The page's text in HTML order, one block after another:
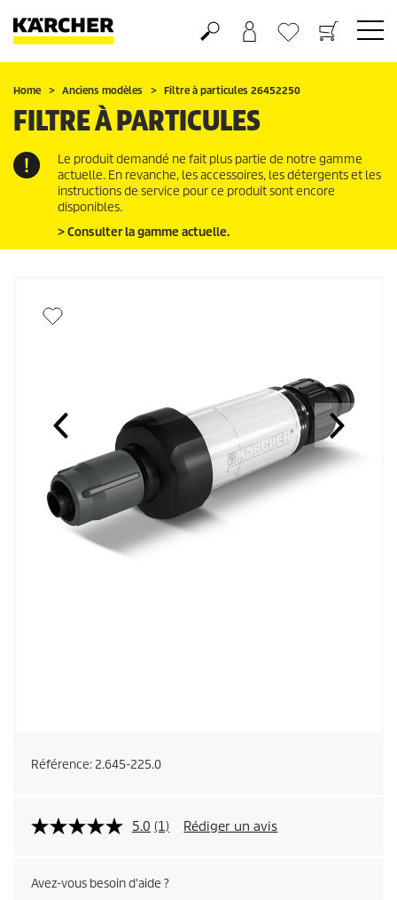
Panier
Liste d'envies
Home Anciens modèles Filtre à particules 26452250
FILTRE À PARTICULES
Le produit demandé ne fait plus partie de notre gamme
actuelle. En revanche, les accessoires, les détergents et les
instructions de service pour ce produit sont encore
disponibles.
> Consulter la gamme actuelle.
Référence: 2.645-225.0
5.0 (1) Rédiger un avis
Avez-vous besoin d'aide ?